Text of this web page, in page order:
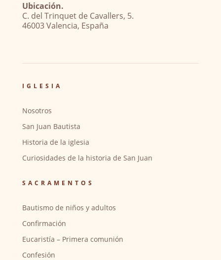
Ubicación.
C. del Trinquet de Cavallers, 5.
46003 Valencia, España
IGLESIA
Nosotros
San Juan Bautista
Historia de la iglesia
Curiosidades de la historia de San Juan
SACRAMENTOS
Bautismo de niños y adultos
Confirmación
Eucaristía – Primera comunión
Confesión